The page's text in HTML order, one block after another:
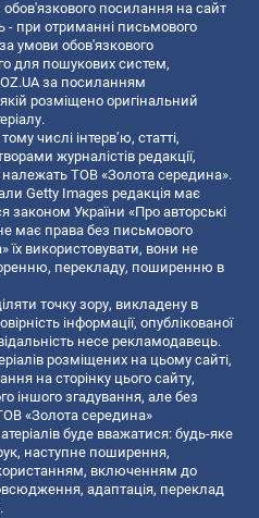
посилання на сайт
- при отриманні письмового
умови обов'язкового
для пошукових систем,
за посиланням
розміщено оригінальний
числі інтерв’ю, статті,
журналістів редакції,
ТОВ «Золота середина».
Getty Images редакція має
законом України «Про авторські
має права без письмового
їх використовувати, вони не
перекладу, поширенню в
точку зору, викладену в
інформації, опублікованої
несе рекламодавець.
розміщених на цьому сайті,
на сторінку цього сайту,
іншого згадування, але без
«Золота середина»
буде вважатися: будь-яке
наступне поширення,
включенням до
адаптація, переклад